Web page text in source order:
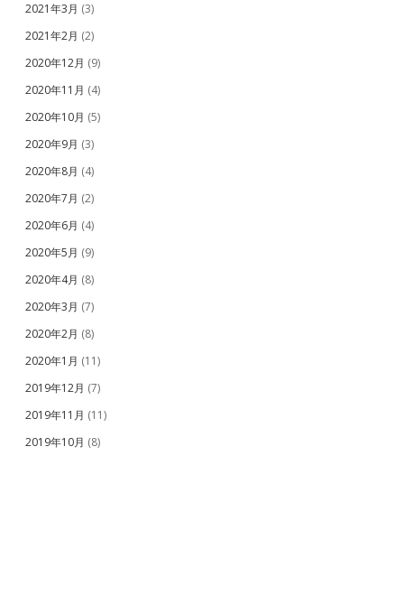
2021年3月 (3)
2021年2月 (2)
2020年12月 (9)
2020年11月 (4)
2020年10月 (5)
2020年9月 (3)
2020年8月 (4)
2020年7月 (2)
2020年6月 (4)
2020年5月 (9)
2020年4月 (8)
2020年3月 (7)
2020年2月 (8)
2020年1月 (11)
2019年12月 (7)
2019年11月 (11)
2019年10月 (8)